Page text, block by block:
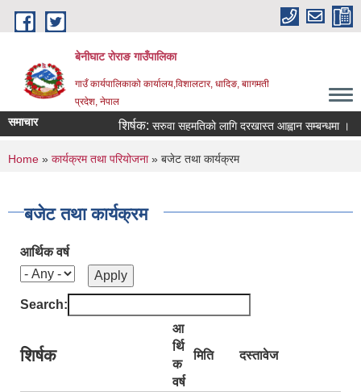
Skip to main content
बेनीघाट रोराङ गाउँपालिका
गाउँ कार्यपालिकाको कार्यालय,विशालटार, धादिङ, बाागमती
प्रदेश, नेपाल
समाचार शिर्षक:सरुवा सहमतिको लागि दरखास्त आह्वान सम्बन्धमा ।
You are here
Home » कार्यक्रम तथा परियोजना» बजेट तथा कार्यक्रम
बजेट तथा कार्यक्रम
आर्थिक वर्ष
Search:
शिर्षक
आ
र्थि
क
वर्ष
मिति दस्तावेज